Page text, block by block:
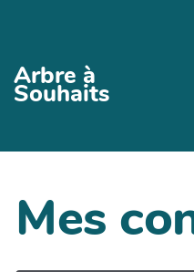
Arbre à
Souhaits
Mes